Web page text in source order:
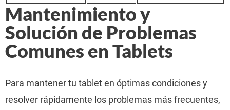
Mantenimiento y
Solución de Problemas
Comunes en Tablets
Para mantener tu tablet en óptimas condiciones y
resolver rápidamente los problemas más frecuentes,